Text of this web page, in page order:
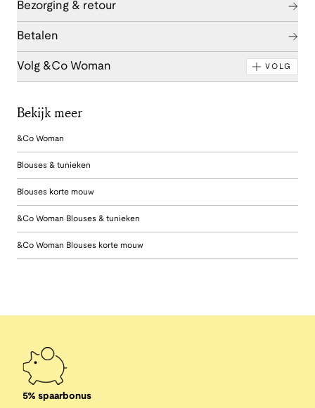
Bezorging & retour
Betalen
Volg &Co Woman VOLG
Bekijk meer
&Co Woman
Blouses & tunieken
Blouses korte mouw
&Co Woman Blouses & tunieken
&Co Woman Blouses korte mouw
5% spaarbonus